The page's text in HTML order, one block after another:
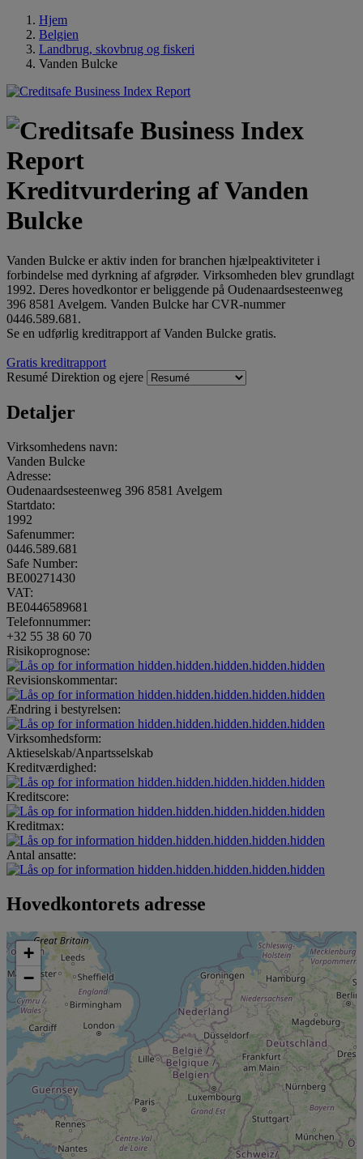
Hjem
Belgien
Landbrug, skovbrug og fiskeri
Vanden Bulcke
Kreditvurdering af Vanden
Bulcke
Vanden Bulcke er aktiv inden for branchen hjælpeaktiviteter i
forbindelse med dyrkning af afgrøder. Virksomheden blev grundlagt
1992. Deres hovedkontor er beliggende på Oudenaardsesteenweg
396 8581 Avelgem. Vanden Bulcke har CVR-nummer
0446.589.681.
Se en udførlig kreditrapport af Vanden Bulcke gratis.
Gratis kreditrapport
Resumé Direktion og ejere
Detaljer
Virksomhedens navn:
Vanden Bulcke
Adresse:
Oudenaardsesteenweg 396 8581 Avelgem
Startdato:
1992
Safenummer:
0446.589.681
Safe Number:
BE00271430
VAT:
BE0446589681
Telefonnummer:
+32 55 38 60 70
Risikoprognose:
hidden.hidden.hidden.hidden.hidden
Revisionskommentar:
hidden.hidden.hidden.hidden.hidden
Ændring i bestyrelsen:
hidden.hidden.hidden.hidden.hidden
Virksomhedsform:
Aktieselskab/Anpartsselskab
Kreditværdighed:
hidden.hidden.hidden.hidden.hidden
Kreditscore:
hidden.hidden.hidden.hidden.hidden
Kreditmax:
hidden.hidden.hidden.hidden.hidden
Antal ansatte:
hidden.hidden.hidden.hidden.hidden
Hovedkontorets adresse
+
−